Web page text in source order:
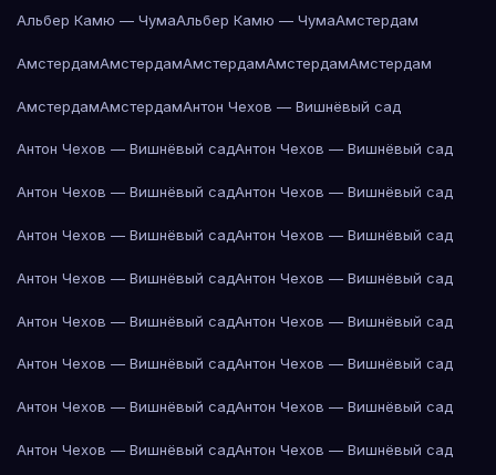
Альбер Камю — ЧумаАльбер Камю — ЧумаАмстердам
АмстердамАмстердамАмстердамАмстердамАмстердам
АмстердамАмстердамАнтон Чехов — Вишнёвый сад
Антон Чехов — Вишнёвый садАнтон Чехов — Вишнёвый сад
Антон Чехов — Вишнёвый садАнтон Чехов — Вишнёвый сад
Антон Чехов — Вишнёвый садАнтон Чехов — Вишнёвый сад
Антон Чехов — Вишнёвый садАнтон Чехов — Вишнёвый сад
Антон Чехов — Вишнёвый садАнтон Чехов — Вишнёвый сад
Антон Чехов — Вишнёвый садАнтон Чехов — Вишнёвый сад
Антон Чехов — Вишнёвый садАнтон Чехов — Вишнёвый сад
Антон Чехов — Вишнёвый садАнтон Чехов — Вишнёвый сад